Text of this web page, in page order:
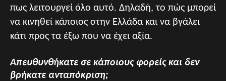
πως λειτουργεί όλο αυτό. Δηλαδή, το πώς μπορεί
να κινηθεί κάποιος στην Ελλάδα και να βγάλει
κάτι προς τα έξω που να έχει αξία.
Απευθυνθήκατε σε κάποιους φορείς και δεν
βρήκατε ανταπόκριση;